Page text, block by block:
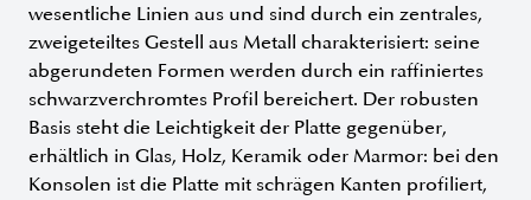
wesentliche Linien aus und sind durch ein zentrales,
zweigeteiltes Gestell aus Metall charakterisiert: seine
abgerundeten Formen werden durch ein raffiniertes
schwarzverchromtes Profil bereichert. Der robusten
Basis steht die Leichtigkeit der Platte gegenüber,
erhältlich in Glas, Holz, Keramik oder Marmor: bei den
Konsolen ist die Platte mit schrägen Kanten profiliert,